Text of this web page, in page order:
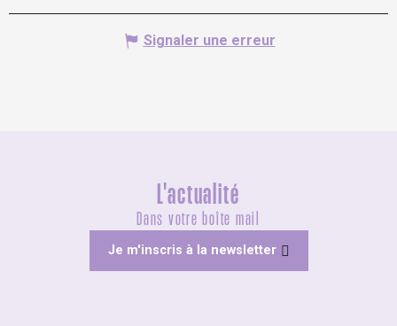
Signaler une erreur
L'actualité
Dans votre boîte mail
Je m'inscris à la newsletter